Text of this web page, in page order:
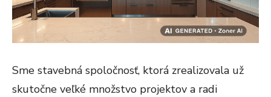
Sme stavebná spoločnosť, ktorá zrealizovala už
skutočne veľké množstvo projektov a radi